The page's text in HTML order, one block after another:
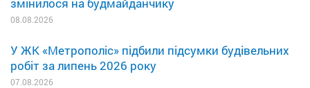
08.08.2026
У ЖК «Метрополіс» підбили підсумки будівельних
робіт за липень 2026 року
07.08.2026